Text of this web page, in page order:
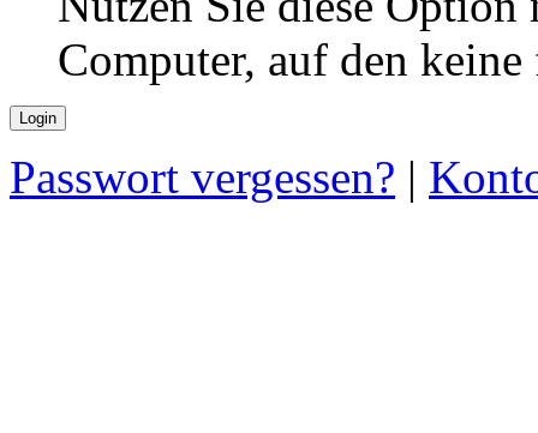
Computer, auf den
Passwort vergessen? |